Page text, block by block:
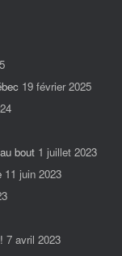
19 février 2025
bout 1 juillet 2023
11 juin 2023
7 avril 2023